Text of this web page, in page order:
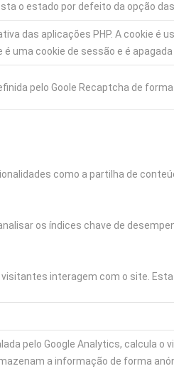
o estado por defeito da opção
das aplicações PHP. A cookie
é uma cookie de sessão e é
pelo Goole Recaptcha de
como a partilha de
os índices chave de
interagem com o site.
pelo Google Analytics, calcula
a informação de forma